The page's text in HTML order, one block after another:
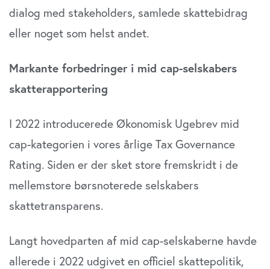
dialog med stakeholders, samlede skattebidrag
eller noget som helst andet.
Markante forbedringer i mid cap-selskabers
skatterapportering
I 2022 introducerede Økonomisk Ugebrev mid
cap-kategorien i vores årlige Tax Governance
Rating. Siden er der sket store fremskridt i de
mellemstore børsnoterede selskabers
skattetransparens.
Langt hovedparten af mid cap-selskaberne havde
allerede i 2022 udgivet en officiel skattepolitik,